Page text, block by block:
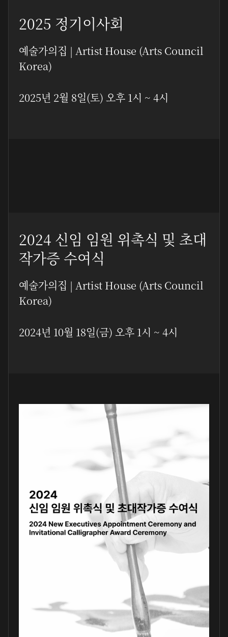
2025 정기이사회
예술가의집 | Artist House (Arts Council
Korea)
2025년 2월 8일(토) 오후 1시 ~ 4시
2024 신임 임원 위촉식 및 초대
작가증 수여식
예술가의집 | Artist House (Arts Council
Korea)
2024년 10월 18일(금) 오후 1시 ~ 4시